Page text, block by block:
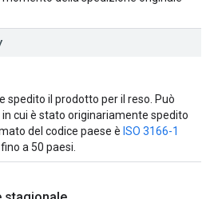
spedito il prodotto per il reso. Può
cui è stato originariamente spedito
del codice paese è ISO 3166-1
a 50 paesi.